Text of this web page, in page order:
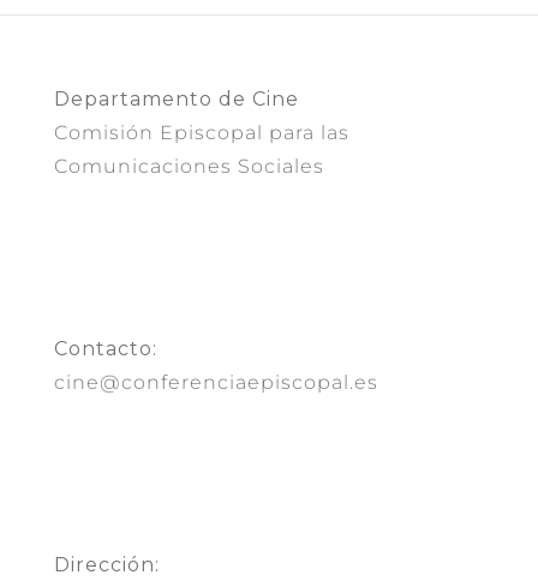
Departamento de Cine
Comisión Episcopal para las
Comunicaciones Sociales
Contacto:
cine@conferenciaepiscopal.es
Dirección: